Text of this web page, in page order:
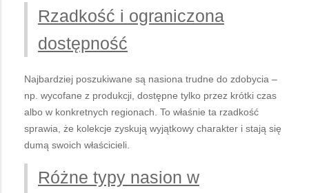
Rzadkość i ograniczona
dostępność
Najbardziej poszukiwane są nasiona trudne do zdobycia –
np. wycofane z produkcji, dostępne tylko przez krótki czas
albo w konkretnych regionach. To właśnie ta rzadkość
sprawia, że kolekcje zyskują wyjątkowy charakter i stają się
dumą swoich właścicieli.
Różne typy nasion w